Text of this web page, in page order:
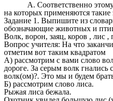
А. Соответственно
на которых применяются такие
Задание 1. Выпишите из
обозначающие животных и
Волк, ворон, заяц, коров , лис ,
Вопрос учителя: На что
отметим вот таким квадратом 
А) рассмотрим с вами слово
дороге. За серым волк
волк(ом)?. Это мы и будем
Б) рассмотрим слово лиса.
Рыжая лиса бежала.